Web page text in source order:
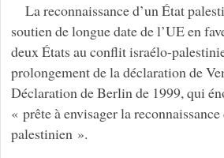
La reconnaissance d’un État
soutien de longue date de l’UE en
deux États au conflit israélo-
prolongement de la déclaration de
Déclaration de Berlin de 1999, qui
« prête à envisager la reconnaissance
palestinien ».